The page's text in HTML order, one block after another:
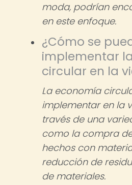
moda, podrían
en este enfoque.
¿Cómo se
implementar
circular en la
La economía
implementar en la
través de una
como la compra
hechos con
reducción de
de materiales.